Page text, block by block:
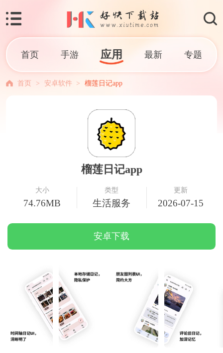
首页 手游 应用 最新 专题
首页 > 安卓软件 > 榴莲日记app
榴莲日记app
大小
74.76MB
类型
生活服务
更新
2026-07-15
安卓下载